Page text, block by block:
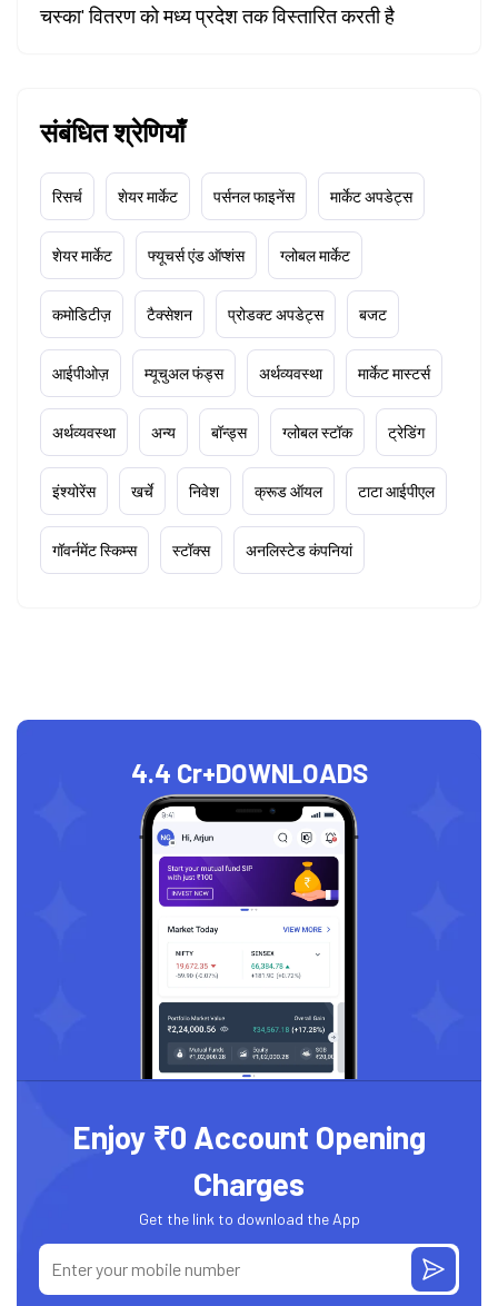
चस्का' वितरण को मध्य प्रदेश तक विस्तारित करती है
संबंधित श्रेणियाँ
रिसर्च शेयर मार्केट पर्सनल फाइनेंस मार्केट अपडेट्स
शेयर मार्केट फ्यूचर्स एंड ऑप्शंस ग्लोबल मार्केट
कमोडिटीज़ टैक्सेशन प्रोडक्ट अपडेट्स बजट
आईपीओज़ म्यूचुअल फंड्स अर्थव्यवस्था मार्केट मास्टर्स
अर्थव्यवस्था अन्य बॉन्ड्स ग्लोबल स्टॉक ट्रेडिंग
इंश्योरेंस खर्चे निवेश क्रूड ऑयल टाटा आईपीएल
गॉवर्नमेंट स्किम्स स्टॉक्स अनलिस्टेड कंपनियां
4.4 Cr+DOWNLOADS
Enjoy ₹0 Account Opening
Charges
Get the link to download the App